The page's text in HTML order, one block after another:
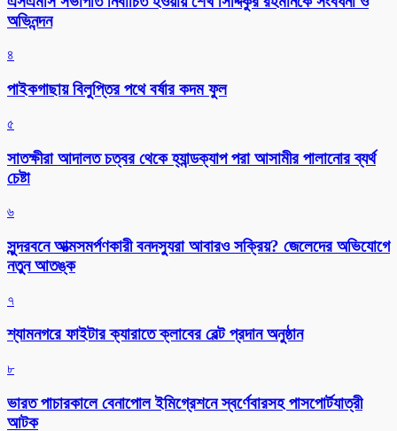
অভিনন্দন
৪
পাইকগাছায় বিলুপ্তির পথে বর্ষার কদম ফুল
৫
সাতক্ষীরা আদালত চত্বর থেকে হ্যান্ডক্যাপ পরা আসামীর পালানোর ব্যর্থ
চেষ্টা
৬
সুন্দরবনে আত্মসমর্পণকারী বনদস্যুরা আবারও সক্রিয়? জেলেদের অভিযোগে
নতুন আতঙ্ক
৭
শ্যামনগরে ফাইটার ক্যারাতে ক্লাবের বেল্ট প্রদান অনুষ্ঠান
৮
ভারত পাচারকালে বেনাপোল ইমিগ্রেশনে স্বর্ণেবারসহ পাসপোর্টযাত্রী
আটক